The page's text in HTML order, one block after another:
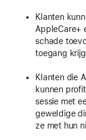
Klanten
AppleCare+
schade
toegang
Klanten die
kunnen
sessie met
geweldige
ze met hun